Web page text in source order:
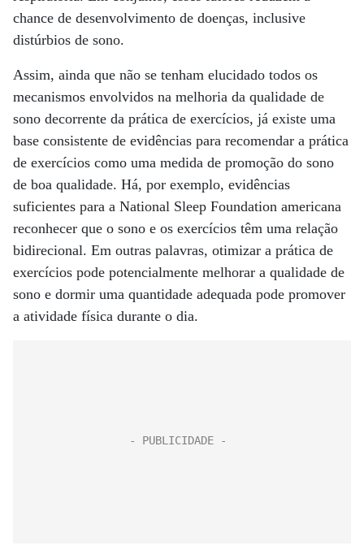
chance de desenvolvimento de doenças, inclusive
distúrbios de sono.
Assim, ainda que não se tenham elucidado todos os
mecanismos envolvidos na melhoria da qualidade de
sono decorrente da prática de exercícios, já existe uma
base consistente de evidências para recomendar a prática
de exercícios como uma medida de promoção do sono
de boa qualidade. Há, por exemplo, evidências
suficientes para a National Sleep Foundation americana
reconhecer que o sono e os exercícios têm uma relação
bidirecional. Em outras palavras, otimizar a prática de
exercícios pode potencialmente melhorar a qualidade de
sono e dormir uma quantidade adequada pode promover
a atividade física durante o dia.